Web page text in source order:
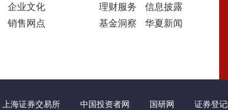
企业文化
销售网点
理财服务
信息披露
基金洞察
华夏新闻
上海证券交易所 中国投资者网 国研网 证券登